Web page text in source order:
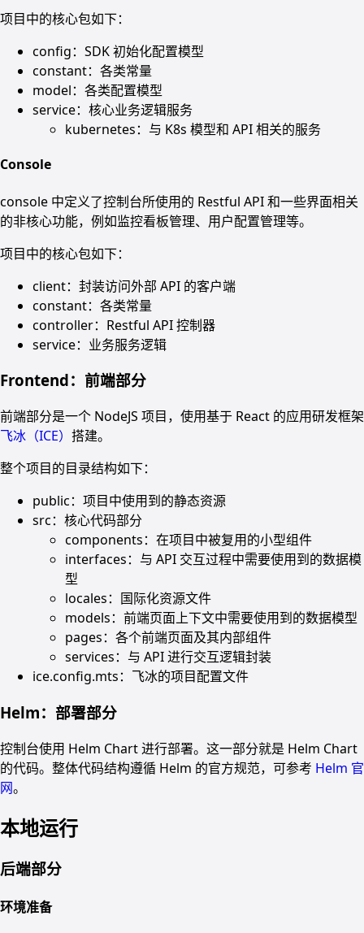
项目中的核心包如下：
config：SDK 初始化配置模型
constant：各类常量
model：各类配置模型
service：核心业务逻辑服务
kubernetes：与 K8s 模型和 API 相关的服务
Console
console 中定义了控制台所使用的 Restful API 和一些界面相关
的非核心功能，例如监控看板管理、用户配置管理等。
项目中的核心包如下：
client：封装访问外部 API 的客户端
constant：各类常量
controller：Restful API 控制器
service：业务服务逻辑
Frontend：前端部分
前端部分是一个 NodeJS 项目，使用基于 React 的应用研发框架
飞冰（ICE） 搭建。
整个项目的目录结构如下：
public：项目中使用到的静态资源
src：核心代码部分
components：在项目中被复用的小型组件
interfaces：与 API 交互过程中需要使用到的数据模
型
locales：国际化资源文件
models：前端页面上下文中需要使用到的数据模型
pages：各个前端页面及其内部组件
services：与 API 进行交互逻辑封装
ice.config.mts：飞冰的项目配置文件
Helm：部署部分
控制台使用 Helm Chart 进行部署。这一部分就是 Helm Chart
的代码。整体代码结构遵循 Helm 的官方规范，可参考 Helm 官
网。
本地运行
后端部分
环境准备